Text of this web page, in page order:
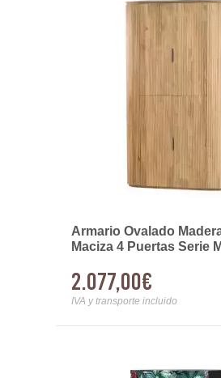
Armario Ovalado
Maciza 4 Puertas Serie
2.077,00€
IVA y transporte incluido